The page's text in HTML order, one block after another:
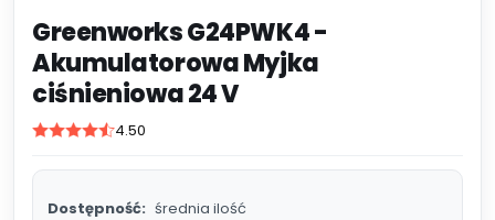
Greenworks G24PWK4 -
Akumulatorowa Myjka
ciśnieniowa 24 V
4.50
Dostępność: średnia ilość